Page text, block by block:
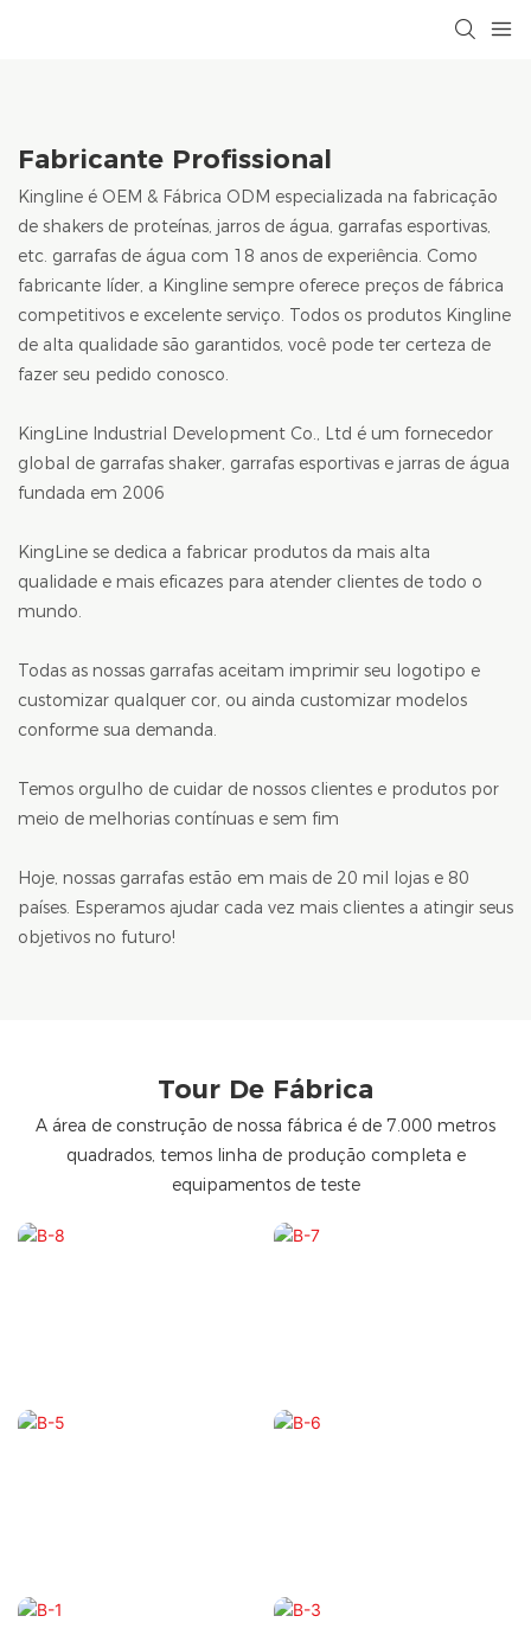
Fabricante Profissional
Kingline é OEM & Fábrica ODM especializada na fabricação
de shakers de proteínas, jarros de água, garrafas esportivas,
etc. garrafas de água com 18 anos de experiência. Como
fabricante líder, a Kingline sempre oferece preços de fábrica
competitivos e excelente serviço. Todos os produtos Kingline
de alta qualidade são garantidos, você pode ter certeza de
fazer seu pedido conosco.
KingLine Industrial Development Co., Ltd é um fornecedor
global de garrafas shaker, garrafas esportivas e jarras de água
fundada em 2006
KingLine se dedica a fabricar produtos da mais alta
qualidade e mais eficazes para atender clientes de todo o
mundo.
Todas as nossas garrafas aceitam imprimir seu logotipo e
customizar qualquer cor, ou ainda customizar modelos
conforme sua demanda.
Temos orgulho de cuidar de nossos clientes e produtos por
meio de melhorias contínuas e sem fim
Hoje, nossas garrafas estão em mais de 20 mil lojas e 80
países. Esperamos ajudar cada vez mais clientes a atingir seus
objetivos no futuro!
Tour De Fábrica
A área de construção de nossa fábrica é de 7.000 metros
quadrados, temos linha de produção completa e
equipamentos de teste